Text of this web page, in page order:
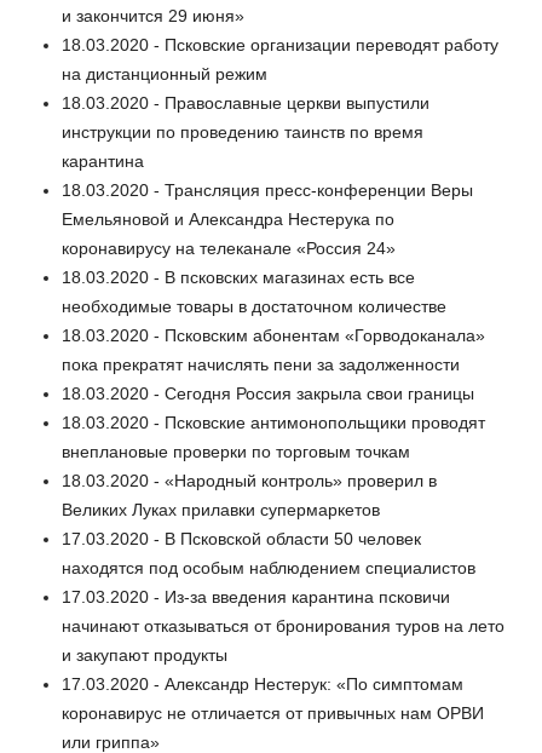
и закончится 29 июня»
18.03.2020 - Псковские организации переводят работу
на дистанционный режим
18.03.2020 - Православные церкви выпустили
инструкции по проведению таинств по время
карантина
18.03.2020 - Трансляция пресс-конференции Веры
Емельяновой и Александра Нестерука по
коронавирусу на телеканале «Россия 24»
18.03.2020 - В псковских магазинах есть все
необходимые товары в достаточном количестве
18.03.2020 - Псковским абонентам «Горводоканала»
пока прекратят начислять пени за задолженности
18.03.2020 - Сегодня Россия закрыла свои границы
18.03.2020 - Псковские антимонопольщики проводят
внеплановые проверки по торговым точкам
18.03.2020 - «Народный контроль» проверил в
Великих Луках прилавки супермаркетов
17.03.2020 - В Псковской области 50 человек
находятся под особым наблюдением специалистов
17.03.2020 - Из-за введения карантина псковичи
начинают отказываться от бронирования туров на лето
и закупают продукты
17.03.2020 - Александр Нестерук: «По симптомам
коронавирус не отличается от привычных нам ОРВИ
или гриппа»